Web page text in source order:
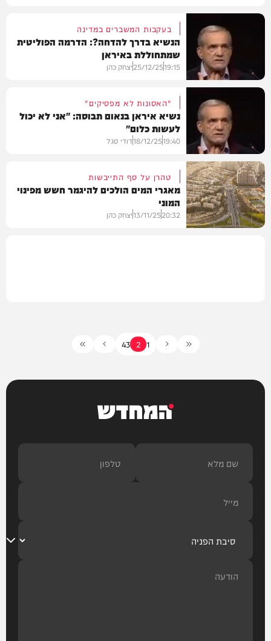
חדשות
בעקבות המשברים במדינה
הנשיא בדרך להדחה?: הדרמה הפוליטית
שמתחוללת באיראן
19:15
25/12/25יצחק כהן
חדשות
"האסונות לא מפסיקים"
נשיא איראן בנאום תבוסה: "אני לא יכול
לעשות כלום"
19:40
18/12/25דודי סגל
טהרן על סף התייבשות
מאגרי המים הולכים להיגמר חשש מפינוי
המוני
20:32
13/11/25יצחק כהן
1
2
3
4
המחדש